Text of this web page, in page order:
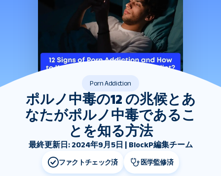
Porn Addiction
ポルノ中毒の12 の兆候とあ
なたがポルノ中毒であるこ
とを知る方法
最終更新日: 2024年9月5日 | BlockP編集チーム
ファクトチェック済 医学監修済